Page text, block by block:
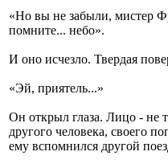
«Но вы не забыли, мистер
помните... небо».
И оно исчезло. Твердая
«Эй, приятель...»
Он открыл глаза. Лицо - не
другого человека, своего
ему вспомнился другой